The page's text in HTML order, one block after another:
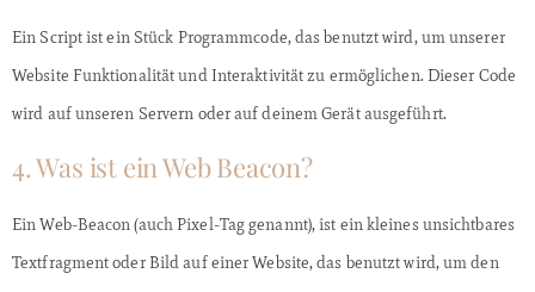
Ein Script ist ein Stück Programmcode, das benutzt wird, um unserer
Website Funktionalität und Interaktivität zu ermöglichen. Dieser Code
wird auf unseren Servern oder auf deinem Gerät ausgeführt.
4. Was ist ein Web Beacon?
Ein Web-Beacon (auch Pixel-Tag genannt), ist ein kleines unsichtbares
Textfragment oder Bild auf einer Website, das benutzt wird, um den